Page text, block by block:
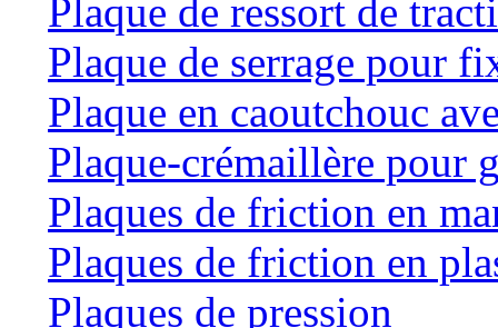
Plaque de ressort de
Plaque de serrage pour
Plaque en caoutchouc
Plaque-crémaillère pour
Plaques de friction en
Plaques de friction en
Plaques de pression